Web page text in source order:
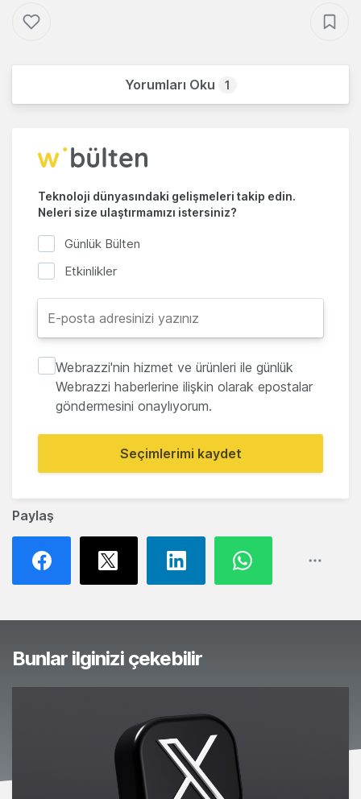
Paylaş
Yorumları Oku 1
Teknoloji dünyasındaki gelişmeleri takip edin.
Neleri size ulaştırmamızı istersiniz?
Günlük Bülten
Etkinlikler
Webrazzi'nin hizmet ve ürünleri ile günlük
Webrazzi haberlerine ilişkin olarak epostalar
göndermesini onaylıyorum.
Seçimlerimi kaydet
Bunlar ilginizi çekebilir